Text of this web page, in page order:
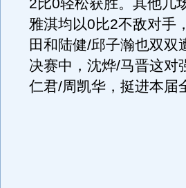
2比0轻松获胜。其他几
雅淇均以0比2不敌对手
田和陆健/邱子瀚也双双
决赛中，沈烨/马晋这对
仁君/周凯华，挺进本届